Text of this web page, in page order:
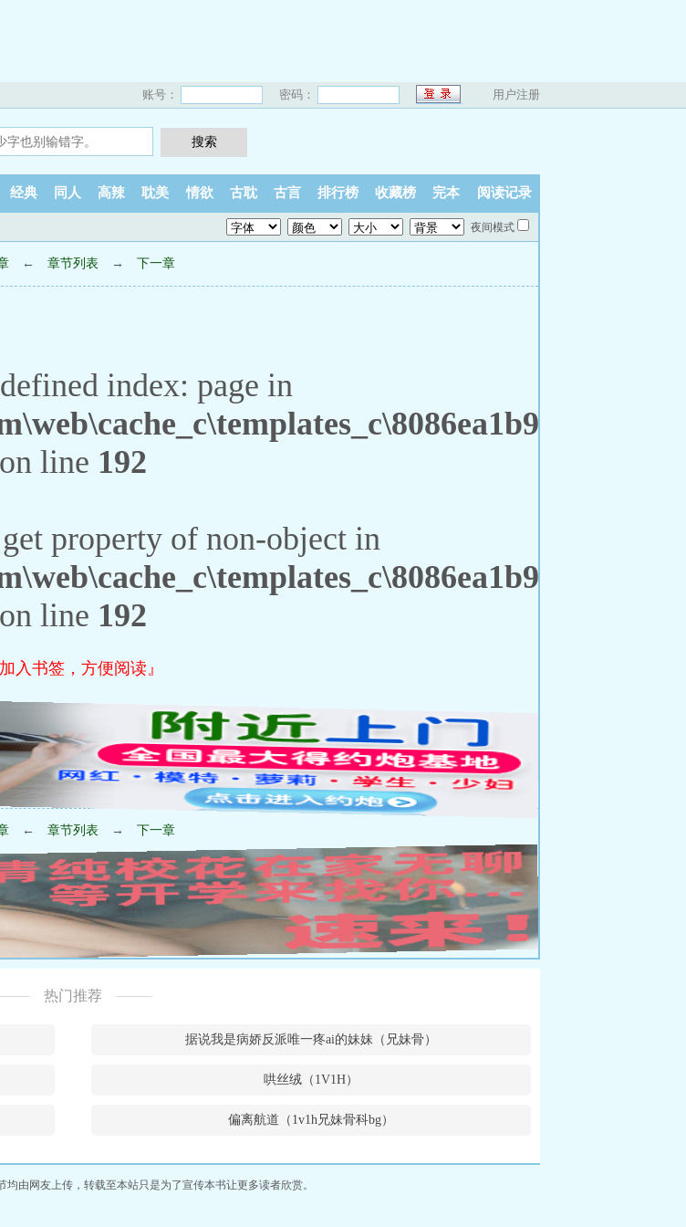
账号： 密码： 用户注册
经典 同人 高辣 耽美 情欲 古耽 古言 排行榜 收藏榜 完本 阅读记录
夜间模式
← 章节列表 → 下一章
index: page in
on line 192
property of non-object in
on line 192
加入书签，方便阅读』
← 章节列表 → 下一章
热门推荐
据说我是病娇反派唯一疼ai的妹妹（兄妹骨）
哄丝绒（1V1H）
偏离航道（1v1h兄妹骨科bg）
由网友上传，转载至本站只是为了宣传本书让更多读者欣赏。